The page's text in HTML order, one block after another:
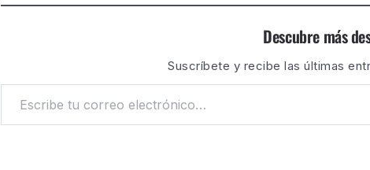
Descubre más
Suscríbete y recibe las últimas